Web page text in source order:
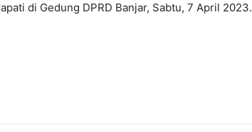
di Gedung DPRD Banjar, Sabtu, 7 April 2023.